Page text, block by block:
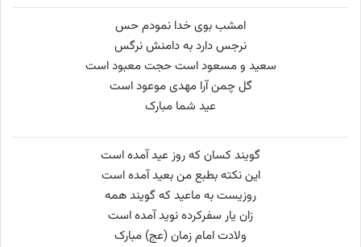
امشب بوی خدا نمودم حس
نرجس دارد به دامنش نرگس
سعید و مسعود است حجت معبود است
گل چمن آرا مهدی موعود است
عید شما مبارک
گویند کسان که روز عید آمده است
این نکته بطبع من بعید آمده است
روزیست به ماعید که گویند همه
زان یار سفرکرده نوید آمده است
ولادت امام زمان (عج) مبارک